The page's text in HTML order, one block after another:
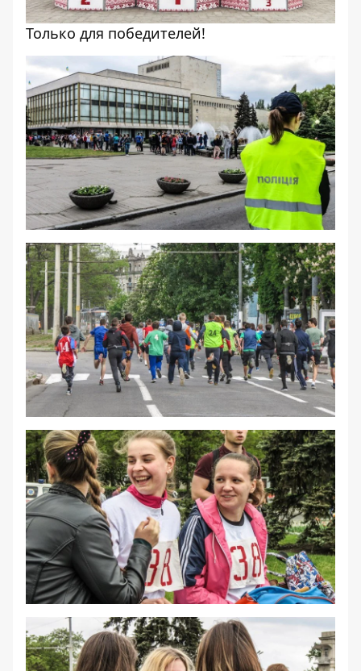
Только для победителей!